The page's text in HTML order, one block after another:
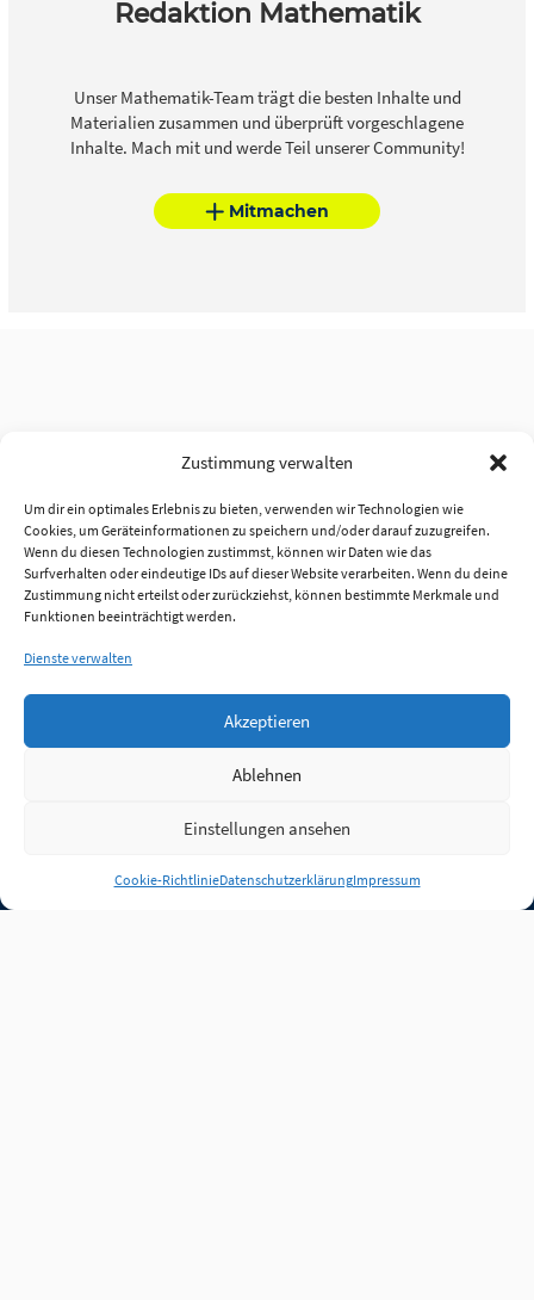
Zustimmung verwalten
Um dir ein optimales Erlebnis zu bieten, verwenden wir Technologien wie
Cookies, um Geräteinformationen zu speichern und/oder darauf zuzugreifen.
Wenn du diesen Technologien zustimmst, können wir Daten wie das
Surfverhalten oder eindeutige IDs auf dieser Website verarbeiten. Wenn du deine
Zustimmung nicht erteilst oder zurückziehst, können bestimmte Merkmale und
Funktionen beeinträchtigt werden.
Dienste verwalten
Akzeptieren
Ablehnen
Einstellungen ansehen
Cookie-RichtlinieDatenschutzerklärungImpressum
Redaktion Mathematik
Unser Mathematik-Team trägt die besten Inhalte und
Materialien zusammen und überprüft vorgeschlagene
Inhalte. Mach mit und werde Teil unserer Community!
Mitmachen
Anmelden
Jobs Partner FAQ Quellen